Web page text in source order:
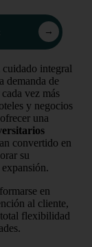
→
integral
demanda de
vez más
y negocios
una
convertido en
su
en
al cliente,
total flexibilidad